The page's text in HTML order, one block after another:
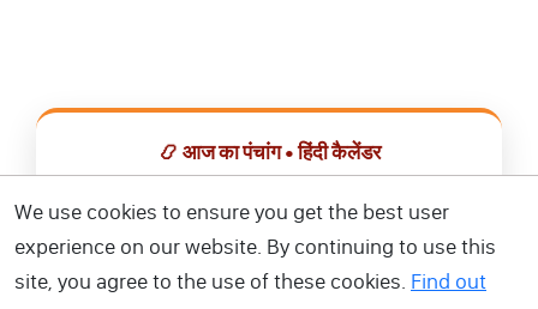
📿 आज का पंचांग • हिंदी कैलेंडर
📅 हिंदी कैलेंडर ऐप डाउनलोड करें
We use cookies to ensure you get the best user
experience on our website. By continuing to use this
site, you agree to the use of these cookies. Find out